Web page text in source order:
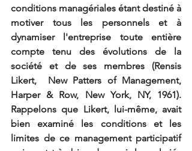
conditions managériales étant destiné à
motiver tous les personnels et à
dynamiser l'entreprise toute entière
compte tenu des évolutions de la
société et de ses membres (Rensis
Likert,  New Patters of Management,
Harper & Row, New York, NY, 1961).
Rappelons que Likert, lui-même, avait
bien examiné les conditions et les
limites de ce management participatif